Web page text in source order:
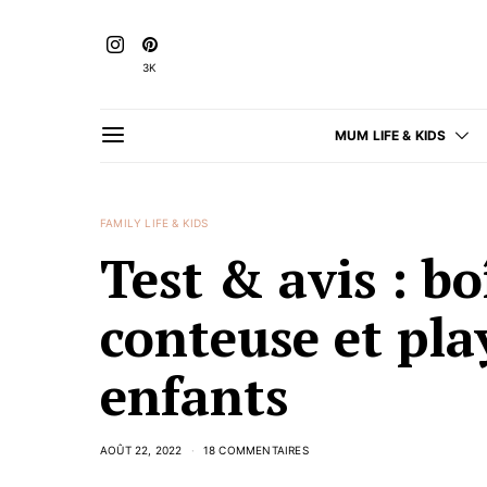
3K
MUM LIFE & KIDS
FAMILY LIFE & KIDS
Test & avis :
conteuse et
enfants
AOÛT 22, 2022 18 COMMENTAIRES